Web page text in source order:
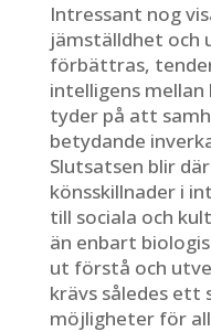
Intressant nog
jämställdhet och
förbättras,
intelligens
tyder på att
betydande
Slutsatsen blir
könsskillnader i
till sociala och
än enbart
ut förstå och
krävs således ett
möjligheter för